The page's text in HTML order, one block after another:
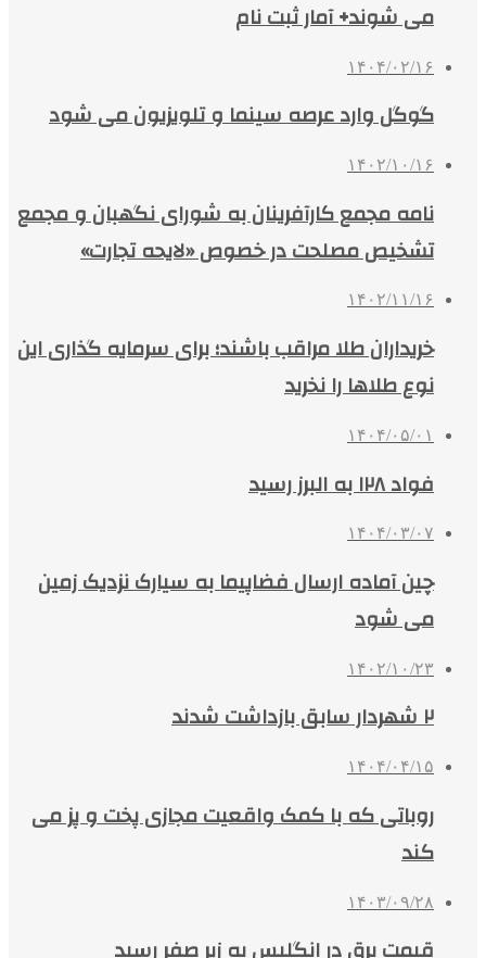
می شوند+ آمار ثبت‌ نام
۱۴۰۴/۰۲/۱۶
گوگل وارد عرصه سینما و تلویزیون می شود
۱۴۰۲/۱۰/۱۶
نامه مجمع کارآفرینان به شورای نگهبان و مجمع
تشخیص مصلحت در خصوص «لایحه تجارت»
۱۴۰۲/۱۱/۱۶
خریداران طلا مراقب باشند؛ برای سرمایه گذاری این
نوع طلاها را نخرید
۱۴۰۴/۰۵/۰۱
فواد ۱۲۸ به البرز رسید
۱۴۰۴/۰۳/۰۷
چین آماده ارسال فضاپیما به سیارک نزدیک زمین
می شود
۱۴۰۲/۱۰/۲۳
۲ شهردار سابق بازداشت شدند
۱۴۰۴/۰۴/۱۵
روباتی که با کمک واقعیت مجازی پخت و پز می
کند
۱۴۰۳/۰۹/۲۸